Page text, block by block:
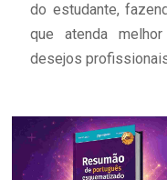
do estudante,
que atenda
desejos